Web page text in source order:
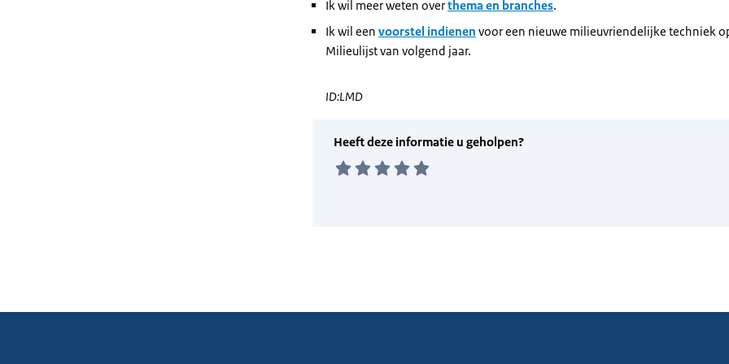
Ik wil meer weten overthema en branches.
Ik wil een voorstel indienen voor een nieuwe milieuvriendelijke techniek
Milieulijst van volgend jaar.
ID:LMD